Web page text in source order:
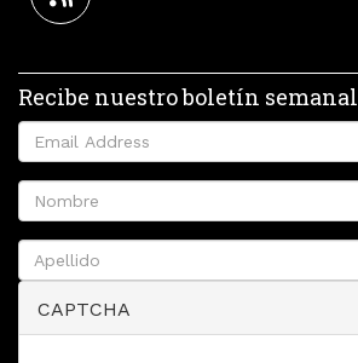
Recibe nuestro boletín semanal
CAPTCHA